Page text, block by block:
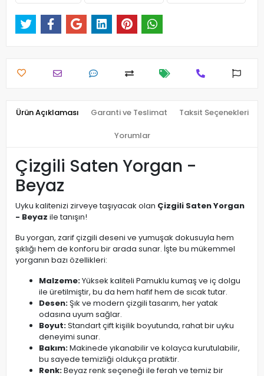
Ürün Açıklaması Garanti ve Teslimat Taksit Seçenekleri
Yorumlar
Çizgili Saten Yorgan -
Beyaz
Uyku kalitenizi zirveye taşıyacak olan Çizgili Saten Yorgan
- Beyaz ile tanışın!
Bu yorgan, zarif çizgili deseni ve yumuşak dokusuyla hem
şıklığı hem de konforu bir arada sunar. İşte bu mükemmel
yorganın bazı özellikleri:
Malzeme:Yüksek kaliteli Pamuklu kumaş ve iç dolgu
ile üretilmiştir, bu da hem hafif hem de sıcak tutar.
Desen:Şık ve modern çizgili tasarım, her yatak
odasına uyum sağlar.
Boyut:Standart çift kişilik boyutunda, rahat bir uyku
deneyimi sunar.
Bakım:Makinede yıkanabilir ve kolayca kurutulabilir,
bu sayede temizliği oldukça pratiktir.
Renk:Beyaz renk seçeneği ile ferah ve temiz bir